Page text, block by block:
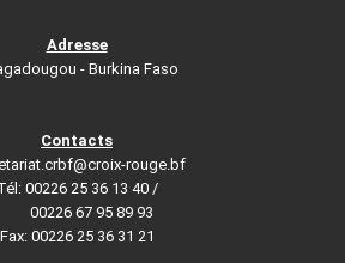
Adresse
- Burkina Faso
Contacts
rouge.bf
00226 25 36 13 40 /
00226 67 95 89 93
Fax: 00226 25 36 31 21